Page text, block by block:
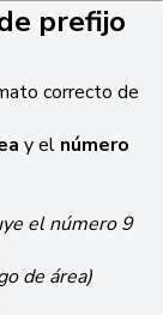
prefijo
correcto de
y el número
el número 9
de área)